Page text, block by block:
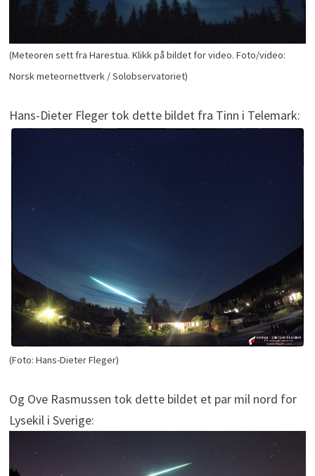
(Meteoren sett fra Harestua. Klikk på bildet for video. Foto/video:
Norsk meteornettverk / Solobservatoriet)
Hans-Dieter Fleger tok dette bildet fra Tinn i Telemark:
(Foto: Hans-Dieter Fleger)
Og Ove Rasmussen tok dette bildet et par mil nord for
Lysekil i Sverige: